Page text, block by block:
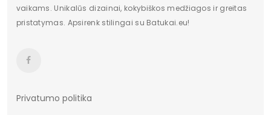
vaikams. Unikalūs dizainai, kokybiškos medžiagos ir greitas
pristatymas. Apsirenk stilingai su Batukai.eu!
Privatumo politika